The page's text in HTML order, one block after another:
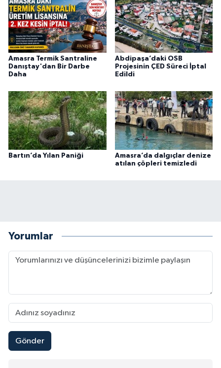
Amasra Termik Santraline
Danıştay'dan Bir Darbe
Daha
Abdipaşa’daki OSB
Projesinin ÇED Süreci İptal
Edildi
Bartın’da Yılan Paniği
Amasra’da dalgıçlar denize
atılan çöpleri temizledi
Yorumlar
Gönder